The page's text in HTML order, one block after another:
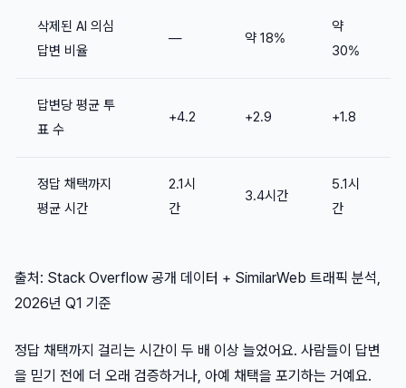
삭제된 AI 의심
답변 비율
— 약 18%
약
30%
답변당 평균 투
표 수
+4.2 +2.9 +1.8
정답 채택까지
평균 시간
2.1시
간
3.4시간
5.1시
간
출처: Stack Overflow 공개 데이터 + SimilarWeb 트래픽 분석,
2026년 Q1 기준
정답 채택까지 걸리는 시간이 두 배 이상 늘었어요. 사람들이 답변
을 믿기 전에 더 오래 검증하거나, 아예 채택을 포기하는 거예요.